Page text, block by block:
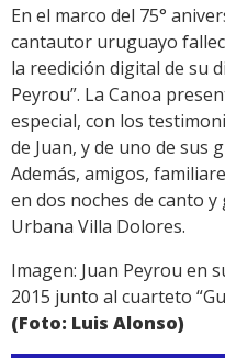
En el marco del 75°
cantautor uruguayo
la reedición digital de su
Peyrou”. La Canoa
especial, con los
de Juan, y de uno de sus
Además, amigos,
en dos noches de canto
Urbana Villa Dolores.
Imagen: Juan Peyrou en
2015 junto al cuarteto
(Foto: Luis Alonso)